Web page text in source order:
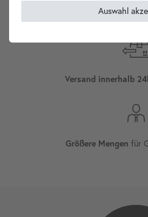
Versand innerhalb
Größere Mengen für
Auswahl